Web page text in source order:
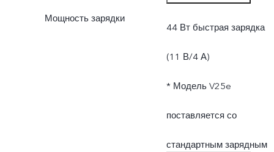
измерения и
используемых
материалов.
Мощность зарядки
44 Вт быстрая зарядка
(11 В/4 А)
* Модель V25e
поставляется со
стандартным зарядным